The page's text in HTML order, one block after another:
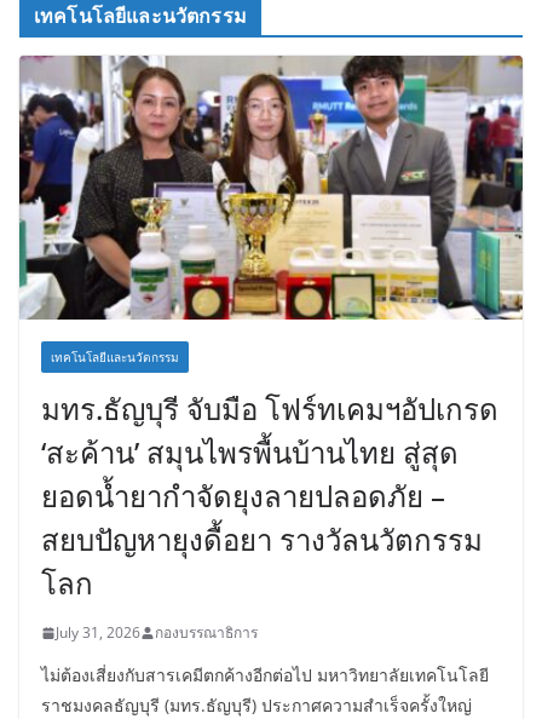
เทคโนโลยีและนวัตกรรม
เทคโนโลยีและนวัตกรรม
มทร.ธัญบุรี จับมือ โฟร์ทเคมฯอัปเกรด
‘สะค้าน’ สมุนไพรพื้นบ้านไทย สู่สุด
ยอดน้ำยากำจัดยุงลายปลอดภัย –
สยบปัญหายุงดื้อยา รางวัลนวัตกรรม
โลก
July 31, 2026 กองบรรณาธิการ
ไม่ต้องเสี่ยงกับสารเคมีตกค้างอีกต่อไป มหาวิทยาลัยเทคโนโลยี
ราชมงคลธัญบุรี (มทร.ธัญบุรี) ประกาศความสำเร็จครั้งใหญ่